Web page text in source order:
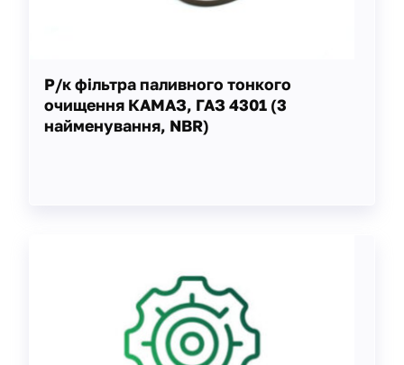
Р/к фільтра паливного тонкого
очищення КАМАЗ, ГАЗ 4301 (3
найменування, NBR)